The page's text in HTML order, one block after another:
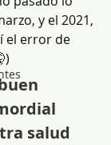
y el 2021,
el error de
salud